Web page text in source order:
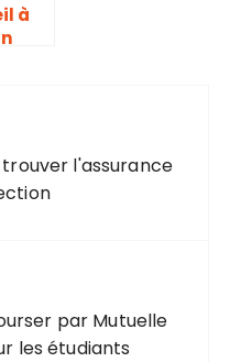
à
vos
l'assurance
par Mutuelle
les étudiants